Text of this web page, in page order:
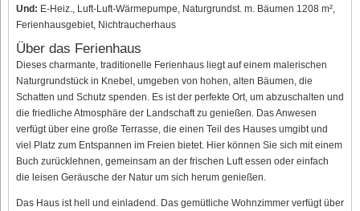
Und: E-Heiz., Luft-Luft-Wärmepumpe, Naturgrundst. m. Bäumen 1208 m²,
Ferienhausgebiet, Nichtraucherhaus
Über das Ferienhaus
Dieses charmante, traditionelle Ferienhaus liegt auf einem malerischen
Naturgrundstück in Knebel, umgeben von hohen, alten Bäumen, die
Schatten und Schutz spenden. Es ist der perfekte Ort, um abzuschalten und
die friedliche Atmosphäre der Landschaft zu genießen. Das Anwesen
verfügt über eine große Terrasse, die einen Teil des Hauses umgibt und
viel Platz zum Entspannen im Freien bietet. Hier können Sie sich mit einem
Buch zurücklehnen, gemeinsam an der frischen Luft essen oder einfach
die leisen Geräusche der Natur um sich herum genießen.
Das Haus ist hell und einladend. Das gemütliche Wohnzimmer verfügt über